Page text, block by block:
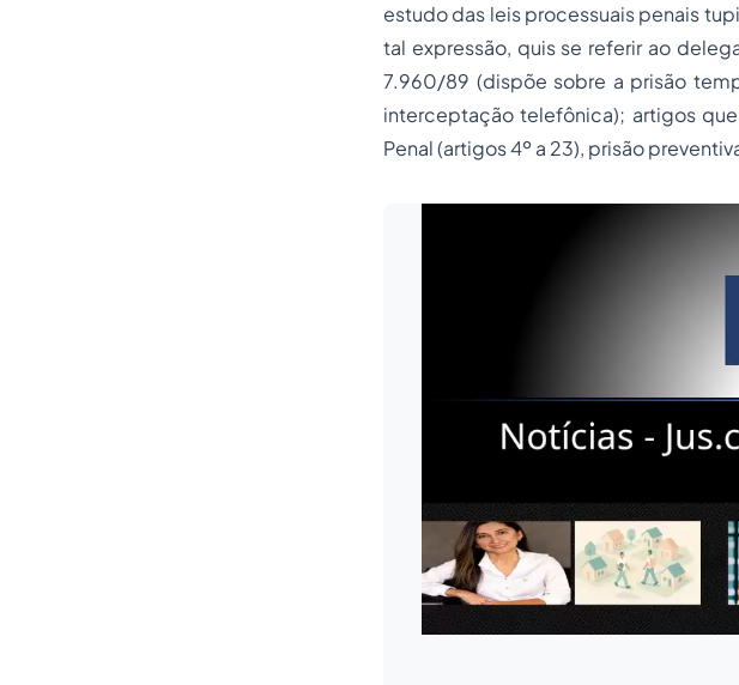
estudo das leis processuais penais
tal expressão, quis se referir ao
7.960/89 (dispõe sobre a prisão
interceptação telefônica); artigos
Penal (artigos 4º a 23), prisão